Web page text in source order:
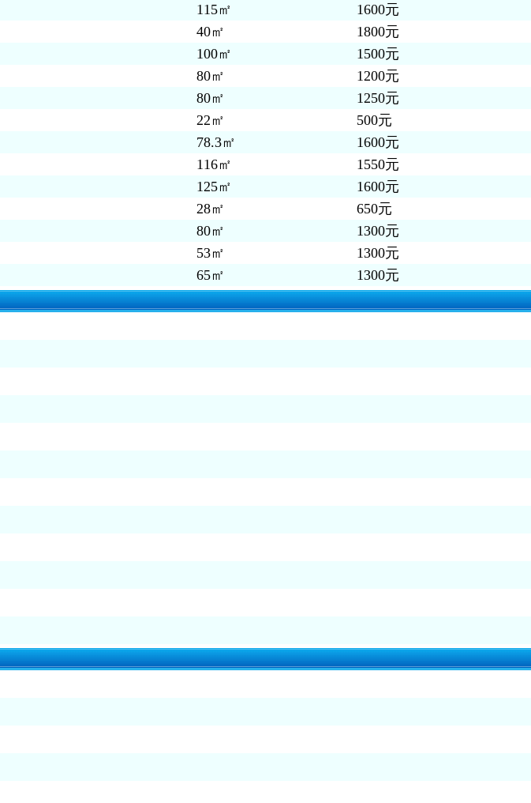
115㎡
1600元
40㎡
1800元
100㎡
1500元
80㎡
1200元
80㎡
1250元
22㎡
500元
78.3㎡
1600元
116㎡
1550元
125㎡
1600元
28㎡
650元
80㎡
1300元
53㎡
1300元
65㎡
1300元